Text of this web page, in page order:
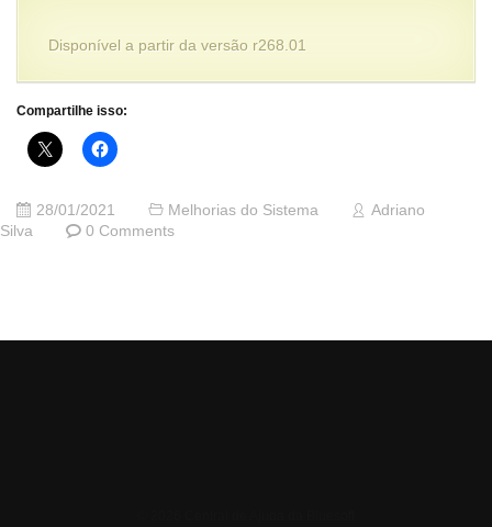
Disponível a partir da versão r268.01
Compartilhe isso:
28/01/2021 Melhorias do Sistema
Adriano
Silva
0 Comments